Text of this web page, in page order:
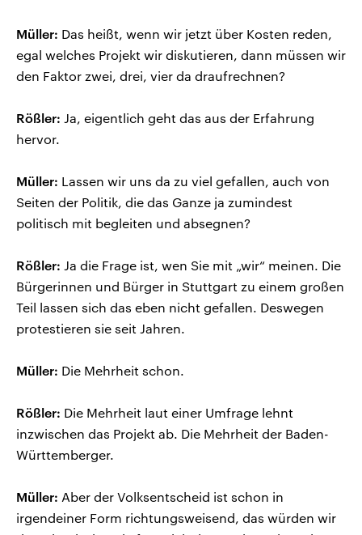
Müller: Das heißt, wenn wir jetzt über Kosten reden,
egal welches Projekt wir diskutieren, dann müssen wir
den Faktor zwei, drei, vier da draufrechnen?
Rößler: Ja, eigentlich geht das aus der Erfahrung
hervor.
Müller: Lassen wir uns da zu viel gefallen, auch von
Seiten der Politik, die das Ganze ja zumindest
politisch mit begleiten und absegnen?
Rößler: Ja die Frage ist, wen Sie mit „wir“ meinen. Die
Bürgerinnen und Bürger in Stuttgart zu einem großen
Teil lassen sich das eben nicht gefallen. Deswegen
protestieren sie seit Jahren.
Müller: Die Mehrheit schon.
Rößler: Die Mehrheit laut einer Umfrage lehnt
inzwischen das Projekt ab. Die Mehrheit der Baden-
Württemberger.
Müller: Aber der Volksentscheid ist schon in
irgendeiner Form richtungsweisend, das würden wir